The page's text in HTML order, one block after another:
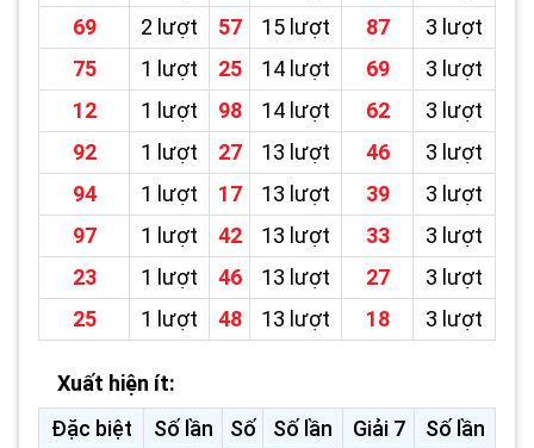
69
2 lượt 57 15 lượt 87
3 lượt
75
1 lượt 25 14 lượt 69
3 lượt
12
1 lượt 98 14 lượt 62
3 lượt
92
1 lượt 27 13 lượt 46
3 lượt
94
1 lượt 17 13 lượt 39
3 lượt
97
1 lượt 42 13 lượt 33
3 lượt
23
1 lượt 46 13 lượt 27
3 lượt
25
1 lượt 48 13 lượt 18 3 lượt
Xuất hiện ít:
Đặc biệt
Số lần Số Số lần Giải 7
Số lần